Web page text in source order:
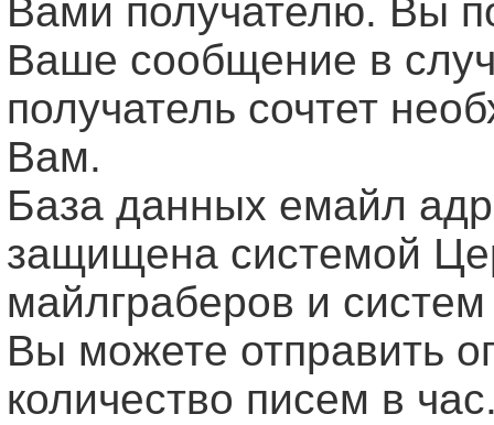
Вами получателю. Вы
Ваше сообщение в
получатель сочтет
Вам.
База данных емайл
защищена системой
майлграберов и
Вы можете отправить
количество писем в